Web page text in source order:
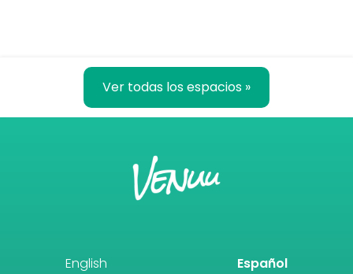
Ver todas los espacios »
English Español